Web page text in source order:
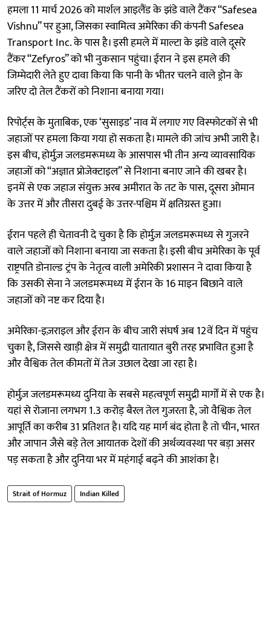
हमला 11 मार्च 2026 को मार्शल आइलैंड के झंडे वाले टैंकर “Safesea
Vishnu” पर हुआ, जिसका स्वामित्व अमेरिका की कंपनी Safesea
Transport Inc. के पास है। इसी हमले में माल्टा के झंडे वाले दूसरे
टैंकर “Zefyros” को भी नुकसान पहुंचा। ईरान ने इस हमले की
जिम्मेदारी लेते हुए दावा किया कि पानी के भीतर चलने वाले ड्रोन के
जरिए दो तेल टैंकरों को निशाना बनाया गया।
रिपोर्ट्स के मुताबिक, एक ‘सुसाइड’ नाव में लगाए गए विस्फोटकों से भी
जहाजों पर हमला किया गया हो सकता है। मामले की जांच अभी जारी है।
इस बीच, होर्मुज़ जलडमरूमध्य के आसपास भी तीन अन्य व्यावसायिक
जहाजों को “अज्ञात प्रोजेक्टाइल” से निशाना बनाए जाने की खबर है।
इनमें से एक जहाज संयुक्त अरब अमीरात के तट के पास, दूसरा ओमान
के उत्तर में और तीसरा दुबई के उत्तर-पश्चिम में क्षतिग्रस्त हुआ।
ईरान पहले ही चेतावनी दे चुका है कि होर्मुज़ जलडमरूमध्य से गुजरने
वाले जहाजों को निशाना बनाया जा सकता है। इसी बीच अमेरिका के पूर्व
राष्ट्रपति डोनाल्ड ट्रंप के नेतृत्व वाली अमेरिकी प्रशासन ने दावा किया है
कि उसकी सेना ने जलडमरूमध्य में ईरान के 16 माइन बिछाने वाले
जहाजों को नष्ट कर दिया है।
अमेरिका-इज़राइल और ईरान के बीच जारी संघर्ष अब 12वें दिन में पहुंच
चुका है, जिससे खाड़ी क्षेत्र में समुद्री यातायात बुरी तरह प्रभावित हुआ है
और वैश्विक तेल कीमतों में तेज उछाल देखा जा रहा है।
होर्मुज़ जलडमरूमध्य दुनिया के सबसे महत्वपूर्ण समुद्री मार्गों में से एक है।
यहां से रोजाना लगभग 1.3 करोड़ बैरल तेल गुजरता है, जो वैश्विक तेल
आपूर्ति का करीब 31 प्रतिशत है। यदि यह मार्ग बंद होता है तो चीन, भारत
और जापान जैसे बड़े तेल आयातक देशों की अर्थव्यवस्था पर बड़ा असर
पड़ सकता है और दुनिया भर में महंगाई बढ़ने की आशंका है।
Strait of Hormuz Indian Killed